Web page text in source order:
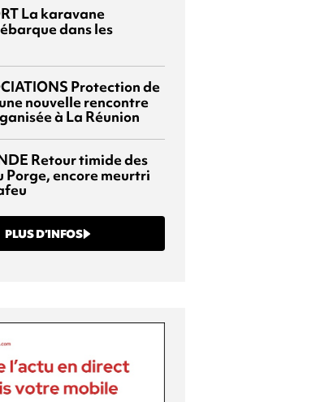
La karavane
dans les
Protection de
nouvelle rencontre
à La Réunion
Retour timide des
Porge, encore meurtri
PLUS D’INFOS